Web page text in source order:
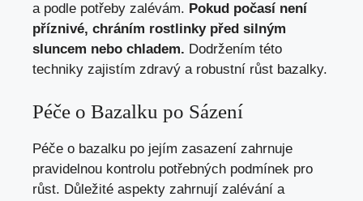
a podle potřeby zalévám. Pokud počasí není
příznivé, chráním rostlinky před silným
sluncem nebo chladem. Dodržením této
techniky zajistím zdravý a robustní růst bazalky.
Péče o Bazalku po Sázení
Péče o bazalku po jejím zasazení zahrnuje
pravidelnou kontrolu potřebných podmínek pro
růst. Důležité aspekty zahrnují zalévání a